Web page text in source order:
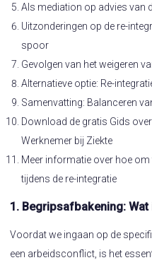
Als mediation op advies van
Uitzonderingen op de re-
spoor
Gevolgen van het weigeren
Alternatieve optie: Re-
Samenvatting: Balanceren
Download de gratis Gids
Werknemer bij Ziekte
Meer informatie over hoe
tijdens de re-integratie
1. Begripsafbakening:
Voordat we ingaan op de
een arbeidsconflict, is het